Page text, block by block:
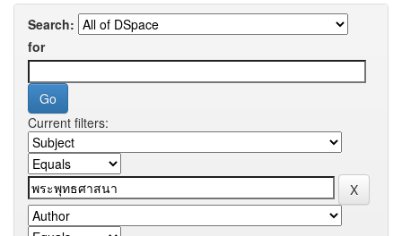
Search:
for
Current filters: